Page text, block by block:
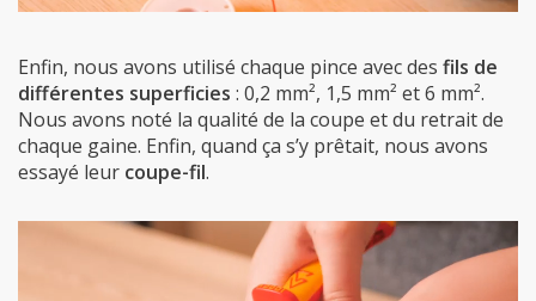
Enfin, nous avons utilisé chaque pince avec des fils de
différentes superficies : 0,2 mm², 1,5 mm² et 6 mm².
Nous avons noté la qualité de la coupe et du retrait de
chaque gaine. Enfin, quand ça s’y prêtait, nous avons
essayé leur coupe-fil.